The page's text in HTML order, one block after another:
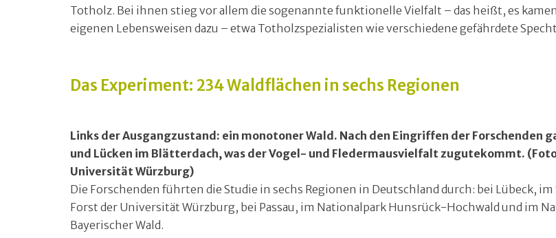
Totholz. Bei ihnen stieg vor allem die sogenannte funktionelle Vielfalt – das heißt, es
eigenen Lebensweisen dazu – etwa Totholzspezialisten wie verschiedene gefährdete
Das Experiment: 234 Waldflächen in sechs Regionen
Links der Ausgangzustand: ein monotoner Wald. Nach den Eingriffen der Forschenden
und Lücken im Blätterdach, was der Vogel- und Fledermausvielfalt zugutekommt.
Universität Würzburg)
Die Forschenden führten die Studie in sechs Regionen in Deutschland durch: bei Lübeck, im
Forst der Universität Würzburg, bei Passau, im Nationalpark Hunsrück-Hochwald und im
Bayerischer Wald.